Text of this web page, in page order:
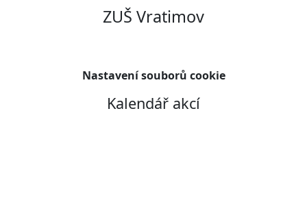
ZUŠ Vratimov
Nastavení souborů cookie
Kalendář akcí